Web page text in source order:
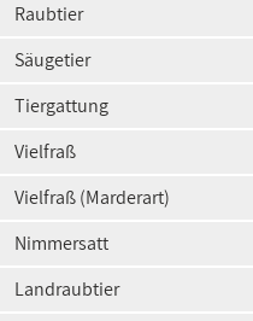
Raubtier
Säugetier
Tiergattung
Vielfraß
Vielfraß (Marderart)
Nimmersatt
Landraubtier